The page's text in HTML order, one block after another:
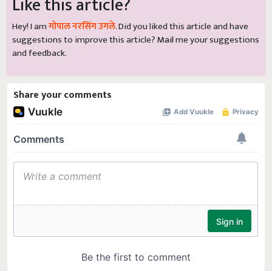
Hey! I amगोपाल नरसिंग उगले. Did you liked this article and have
suggestions to improve this article?Mailme your suggestions
and feedback.
Share your comments